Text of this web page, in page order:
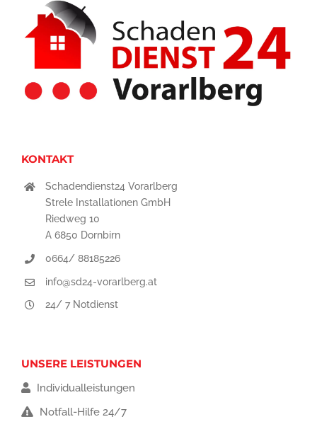
KONTAKT
Schadendienst24 Vorarlberg
Strele Installationen GmbH
Riedweg 10
A 6850 Dornbirn
0664/ 88185226
info@sd24-vorarlberg.at
24/ 7 Notdienst
UNSERE LEISTUNGEN
Individualleistungen
Notfall-Hilfe 24/7